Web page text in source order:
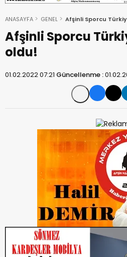
ANASAYFA GENEL Afşinli Sporcu
Afşinli Sporcu
oldu!
01.02.2022 07:21 Güncellenme :